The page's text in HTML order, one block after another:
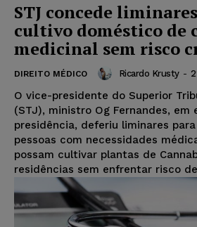
STJ concede
cultivo doméstico de
medicinal sem risco
DIREITO MÉDICO Ricardo Krusty -
O vice-presidente do Superior
(STJ), ministro Og Fernandes, em
presidência, deferiu liminares
pessoas com necessidades
possam cultivar plantas de
residências sem enfrentar risco